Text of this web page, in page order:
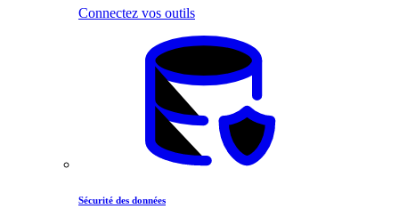
Connectez vos outils
Sécurité des données